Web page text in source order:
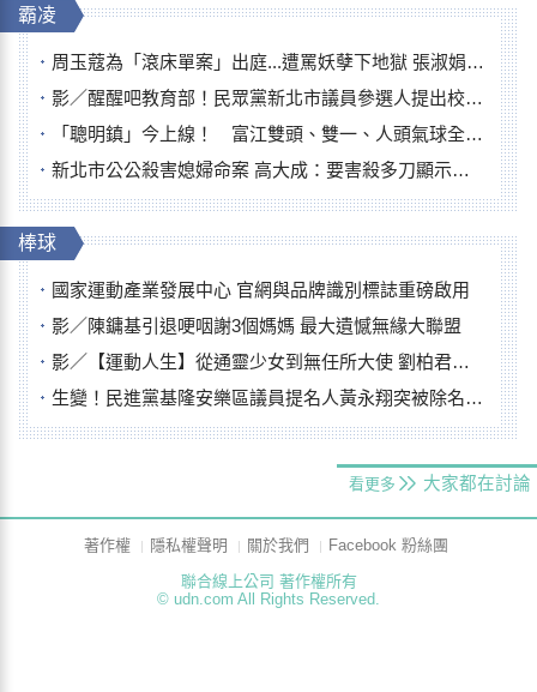
霸凌
周玉蔻為「滾床單案」出庭...遭罵妖孽下地獄 張淑娟批：舌頭殺人有罪
影／醒醒吧教育部！民眾黨新北市議員參選人提出校園反毒防線升級政見
「聰明鎮」今上線！ 富江雙頭、雙一、人頭氣球全登場
新北市公公殺害媳婦命案 高大成：要害殺多刀顯示怨恨深
棒球
國家運動產業發展中心 官網與品牌識別標誌重磅啟用
影／陳鏞基引退哽咽謝3個媽媽 最大遺憾無緣大聯盟
影／【運動人生】從通靈少女到無任所大使 劉柏君女裁判人生國際發光
生變！民進黨基隆安樂區議員提名人黃永翔突被除名 將另提他人
看更多 大家都在討論
著作權 隱私權聲明 關於我們
Facebook 粉絲團
聯合線上公司 著作權所有
© udn.com All Rights Reserved.